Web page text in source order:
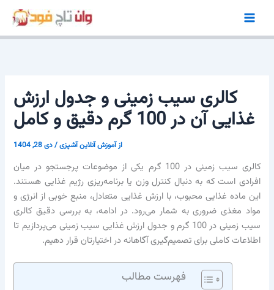
محتوا
کالری سیب زمینی و جدول ارزش
غذایی آن در 100 گرم دقیق و کامل
ازآموزش آنلاین آشپزی/دی 28, 1404
کالری سیب زمینی در 100 گرم یکی از موضوعات پرجستجو در میان
افرادی است که به دنبال کنترل وزن یا برنامه‌ریزی رژیم غذایی هستند.
این ماده غذایی محبوب، با ارزش غذایی متعادل، منبع خوبی از انرژی و
مواد مغذی ضروری به شمار می‌رود. در ادامه، به بررسی دقیق کالری
سیب زمینی در 100 گرم و جدول ارزش غذایی سیب زمینی می‌پردازیم تا
اطلاعات کاملی برای تصمیم‌گیری آگاهانه در اختیارتان قرار دهیم.
فهرست مطالب